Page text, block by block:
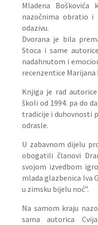
Mladena
nazočnima obratio i
odazivu.
Dvorana je bila
Stoca i same
nadahnutom i
recenzentice Marijana
Knjiga je rad
školi od 1994. pa do
tradicije i duhovnosti
odrasle.
U zabavnom dijelu
obogatili članovi
svojom izvedbom
mlada glazbenica Iva
u zimsku bijelu noć”.
Na samom kraju
sama autorica